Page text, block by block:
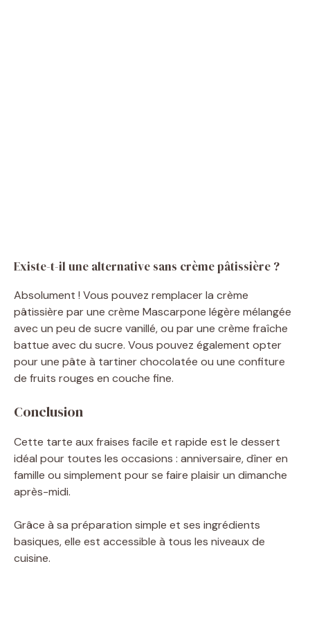
Existe-t-il une alternative sans crème pâtissière ?
Absolument ! Vous pouvez remplacer la crème
pâtissière par une crème Mascarpone légère mélangée
avec un peu de sucre vanillé, ou par une crème fraîche
battue avec du sucre. Vous pouvez également opter
pour une pâte à tartiner chocolatée ou une confiture
de fruits rouges en couche fine.
Conclusion
Cette tarte aux fraises facile et rapide est le dessert
idéal pour toutes les occasions : anniversaire, dîner en
famille ou simplement pour se faire plaisir un dimanche
après-midi.
Grâce à sa préparation simple et ses ingrédients
basiques, elle est accessible à tous les niveaux de
cuisine.